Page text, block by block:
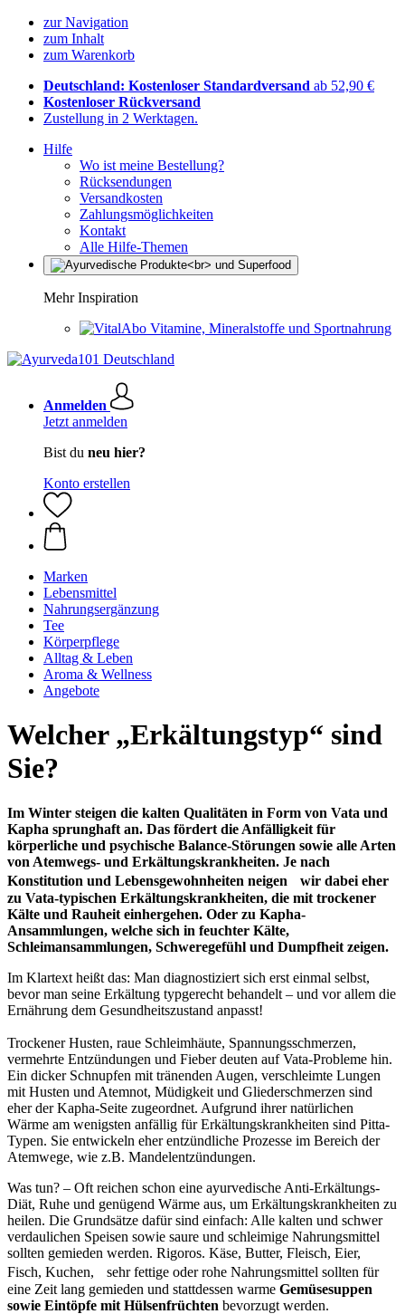
zur Navigation
zum Inhalt
zum Warenkorb
Deutschland: Kostenloser Standardversand ab 52,90 €
Kostenloser Rückversand
Zustellung in 2 Werktagen.
Hilfe
Wo ist meine Bestellung?
Rücksendungen
Versandkosten
Zahlungsmöglichkeiten
Kontakt
Alle Hilfe-Themen
Mehr Inspiration
Vitamine, Mineralstoffe und Sportnahrung
Anmelden
Jetzt anmelden
Bist du neu hier?
Konto erstellen
Marken
Lebensmittel
Nahrungsergänzung
Tee
Körperpflege
Alltag & Leben
Aroma & Wellness
Angebote
Welcher „Erkältungstyp“ sind
Sie?
Im Winter steigen die kalten Qualitäten in Form von Vata und
Kapha sprunghaft an. Das fördert die Anfälligkeit für
körperliche und psychische Balance-Störungen sowie alle Arten
von Atemwegs- und Erkältungskrankheiten. Je nach
Konstitution und Lebensgewohnheiten neigen wir dabei eher
zu Vata-typischen Erkältungskrankheiten, die mit trockener
Kälte und Rauheit einhergehen. Oder zu Kapha-
Ansammlungen, welche sich in feuchter Kälte,
Schleimansammlungen, Schweregefühl und Dumpfheit zeigen.
Im Klartext heißt das: Man diagnostiziert sich erst einmal selbst,
bevor man seine Erkältung typgerecht behandelt – und vor allem die
Ernährung dem Gesundheitszustand anpasst!
Trockener Husten, raue Schleimhäute, Spannungsschmerzen,
vermehrte Entzündungen und Fieber deuten auf Vata-Probleme hin.
Ein dicker Schnupfen mit tränenden Augen, verschleimte Lungen
mit Husten und Atemnot, Müdigkeit und Gliederschmerzen sind
eher der Kapha-Seite zugeordnet. Aufgrund ihrer natürlichen
Wärme am wenigsten anfällig für Erkältungskrankheiten sind Pitta-
Typen. Sie entwickeln eher entzündliche Prozesse im Bereich der
Atemwege, wie z.B. Mandelentzündungen.
Was tun? – Oft reichen schon eine ayurvedische Anti-Erkältungs-
Diät, Ruhe und genügend Wärme aus, um Erkältungskrankheiten zu
heilen. Die Grundsätze dafür sind einfach: Alle kalten und schwer
verdaulichen Speisen sowie saure und schleimige Nahrungsmittel
sollten gemieden werden. Rigoros. Käse, Butter, Fleisch, Eier,
Fisch, Kuchen, sehr fettige oder rohe Nahrungsmittel sollten für
eine Zeit lang gemieden und stattdessen warme Gemüsesuppen
sowie Eintöpfe mit Hülsenfrüchten bevorzugt werden.